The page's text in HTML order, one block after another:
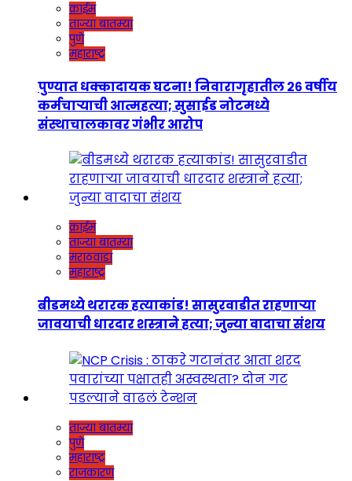
क्राईम
ताज्या बातम्या
पुणे
महाराष्ट्र
पुण्यात धक्कादायक घटना! निवारागृहातील २६ वर्षीय
कर्मचाऱ्याची आत्महत्या; सुसाईड नोटमध्ये
संस्थाचालकावर गंभीर आरोप
क्राईम
ताज्या बातम्या
मराठवाडा
महाराष्ट्र
बीडमध्ये थरारक हत्याकांड! सासुरवाडीत राहणाऱ्या
जावयाची धारदार शस्त्राने हत्या; जुन्या वादाचा संशय
ताज्या बातम्या
पुणे
महाराष्ट्र
राजकारण